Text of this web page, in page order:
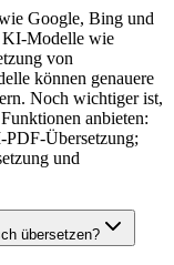
Google, Bing und
KI-Modelle wie
von
können genauere
Noch wichtiger ist,
anbieten:
Übersetzung;
und
übersetzen?